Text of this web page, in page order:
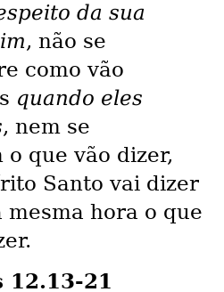
da sua
, não se
como vão
quando eles
, nem se
que vão dizer,
Santo vai dizer
mesma hora o que
12.13-21